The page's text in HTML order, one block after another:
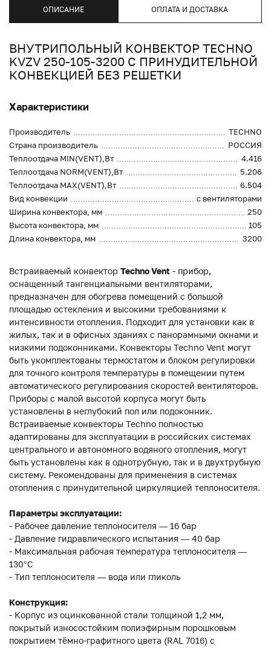
ОПИСАНИЕ ОПЛАТА И ДОСТАВКА
ВНУТРИПОЛЬНЫЙ КОНВЕКТОР TECHNO
KVZV 250-105-3200 С ПРИНУДИТЕЛЬНОЙ
КОНВЕКЦИЕЙ БЕЗ РЕШЕТКИ
Характеристики
Производитель
TECHNO
Страна производитель
РОССИЯ
Теплоотдача MIN(VENT),Вт
4.416
Теплоотдача NORM(VENT),Вт
5.206
Теплоотдача MAX(VENT),Вт
6.504
Вид конвекции
с вентиляторами
Ширина конвектора, мм
250
Высота конвектора, мм
105
Длина конвектора, мм
3200
Встраиваемый конвектор Techno Vent - прибор,
оснащенный тангенциальными вентиляторами,
предназначен для обогрева помещений с большой
площадью остекления и высокими требованиями к
интенсивности отопления. Подходит для установки как в
жилых, так и в офисных зданиях с панорамными окнами и
низкими подоконниками. Конвекторы Techno Vent могут
быть укомплектованы термостатом и блоком регулировки
для точного контроля температуры в помещении путем
автоматического регулирования скоростей вентиляторов.
Приборы с малой высотой корпуса могут быть
установлены в неглубокий пол или подоконник.
Встраиваемые конвекторы Techno полностью
адаптированы для эксплуатации в российских системах
центрального и автономного водяного отопления, могут
быть установлены как в однотрубную, так и в двухтрубную
систему. Рекомендованы для применения в системах
отопления с принудительной циркуляцией теплоносителя.
Параметры эксплуатации:
- Рабочее давление теплоносителя — 16 бар
- Давление гидравлического испытания — 40 бар
- Максимальная рабочая температура теплоносителя —
130°С
- Тип теплоносителя — вода или гликоль
Конструкция:
- Корпус из оцинкованной стали толщиной 1,2 мм,
покрытый износостойким полиэфирным порошковым
покрытием тёмно-графитного цвета (RAL 7016) с